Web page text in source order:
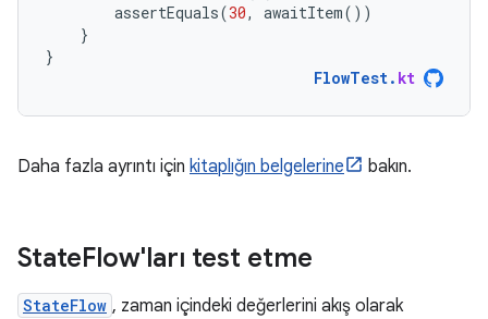
assertEquals(30, awaitItem())
}
}
FlowTest. kt
Daha fazla ayrıntı için kitaplığın belgelerine bakın.
StateFlow'ları test etme
StateFlow , zaman içindeki değerlerini akış olarak